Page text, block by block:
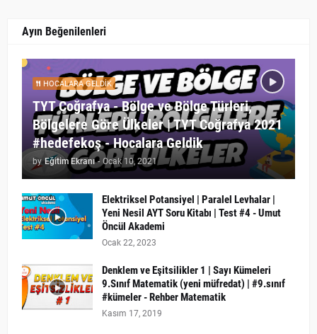
Ayın Beğenilenleri
HOCALARA GELDIK
TYT Coğrafya - Bölge ve Bölge Türleri,
Bölgelere Göre Ülkeler | TYT Coğrafya 2021
#hedefekoş - Hocalara Geldik
by Eğitim Ekranı - Ocak 10, 2021
Elektriksel Potansiyel | Paralel Levhalar |
Yeni Nesil AYT Soru Kitabı | Test #4 - Umut
Öncül Akademi
Ocak 22, 2023
Denklem ve Eşitsilikler 1 | Sayı Kümeleri
9.Sınıf Matematik (yeni müfredat) | #9.sınıf
#kümeler - Rehber Matematik
Kasım 17, 2019